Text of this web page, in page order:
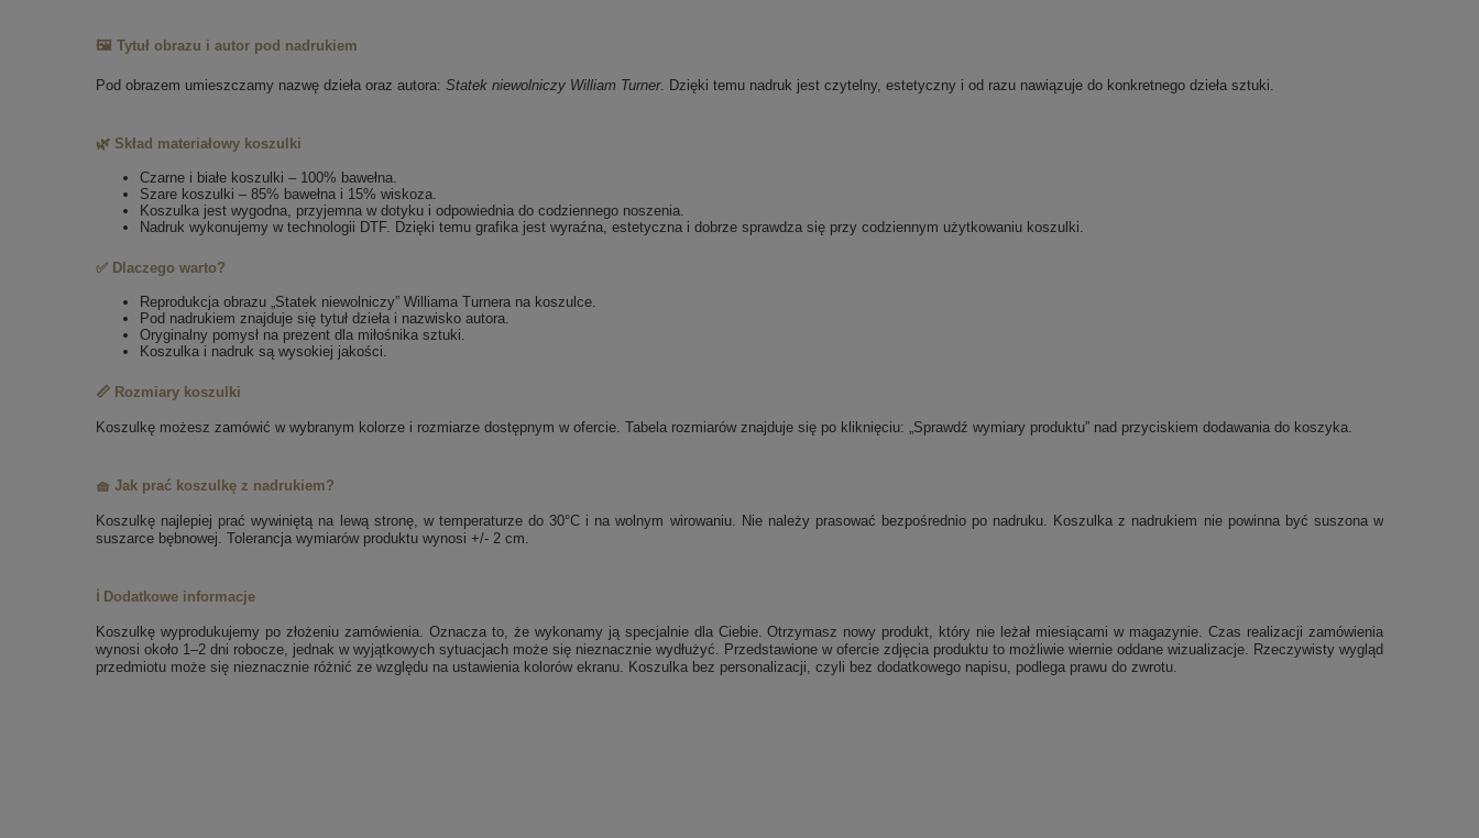
🖼️ Tytuł obrazu i autor pod nadrukiem
Pod obrazem umieszczamy nazwę dzieła oraz autora: Statek niewolniczy William Turner. Dzięki temu nadruk jest czytelny, estetyczny i od razu nawiązuje do konkretnego dzieła sztuki.
🌿 Skład materiałowy koszulki
Czarne i białe koszulki – 100% bawełna.
Szare koszulki – 85% bawełna i 15% wiskoza.
Koszulka jest wygodna, przyjemna w dotyku i odpowiednia do codziennego noszenia.
Nadruk wykonujemy w technologii DTF. Dzięki temu grafika jest wyraźna, estetyczna i dobrze sprawdza się przy codziennym użytkowaniu koszulki.
✅ Dlaczego warto?
Reprodukcja obrazu „Statek niewolniczy” Williama Turnera na koszulce.
Pod nadrukiem znajduje się tytuł dzieła i nazwisko autora.
Oryginalny pomysł na prezent dla miłośnika sztuki.
Koszulka i nadruk są wysokiej jakości.
📏 Rozmiary koszulki
Koszulkę możesz zamówić w wybranym kolorze i rozmiarze dostępnym w ofercie. Tabela rozmiarów znajduje się po kliknięciu: „Sprawdź wymiary produktu” nad przyciskiem dodawania do koszyka.
🧺 Jak prać koszulkę z nadrukiem?
Koszulkę najlepiej prać wywiniętą na lewą stronę, w temperaturze do 30°C i na wolnym wirowaniu. Nie należy prasować bezpośrednio po nadruku. Koszulka z nadrukiem nie powinna być suszona w
suszarce bębnowej. Tolerancja wymiarów produktu wynosi +/- 2 cm.
ℹ️ Dodatkowe informacje
Koszulkę wyprodukujemy po złożeniu zamówienia. Oznacza to, że wykonamy ją specjalnie dla Ciebie. Otrzymasz nowy produkt, który nie leżał miesiącami w magazynie. Czas realizacji zamówienia
wynosi około 1–2 dni robocze, jednak w wyjątkowych sytuacjach może się nieznacznie wydłużyć. Przedstawione w ofercie zdjęcia produktu to możliwie wiernie oddane wizualizacje. Rzeczywisty wygląd
przedmiotu może się nieznacznie różnić ze względu na ustawienia kolorów ekranu. Koszulka bez personalizacji, czyli bez dodatkowego napisu, podlega prawu do zwrotu.